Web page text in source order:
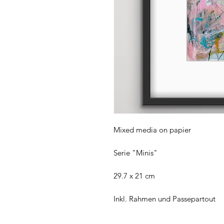
Mixed media on papier
Serie "Minis"
29.7 x 21 cm
Inkl. Rahmen und Passepartout